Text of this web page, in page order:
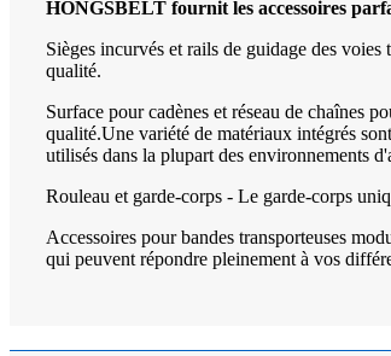
HONGSBELT fournit les accessoires
Sièges incurvés et rails de guidage des
qualité.
Surface pour cadènes et réseau de chaînes
qualité.Une variété de matériaux intégrés
utilisés dans la plupart des environnements
Rouleau et garde-corps - Le garde-corps
Accessoires pour bandes transporteuses
qui peuvent répondre pleinement à vos